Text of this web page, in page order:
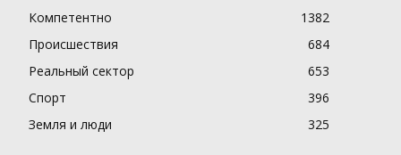
Компетентно
1382
Происшествия
684
Реальный сектор
653
Спорт
396
Земля и люди
325